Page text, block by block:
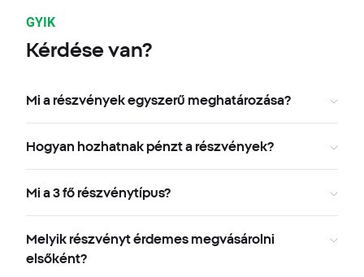
GYIK
Kérdése van?
Mi a részvények egyszerű meghatározása?
Hogyan hozhatnak pénzt a részvények?
Mi a 3 fő részvénytípus?
Melyik részvényt érdemes megvásárolni
elsőként?